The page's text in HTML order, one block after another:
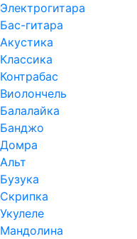
Электрогитара
Бас-гитара
Акустика
Классика
Контрабас
Виолончель
Балалайка
Банджо
Домра
Альт
Бузука
Скрипка
Укулеле
Мандолина